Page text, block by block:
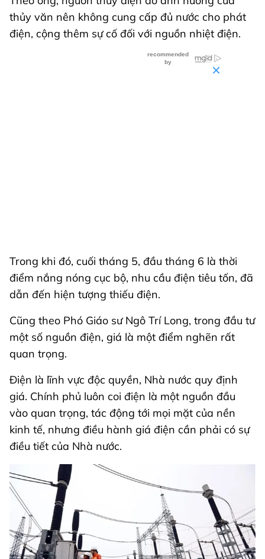
thủy văn nên không cung cấp đủ nước cho phát
điện, cộng thêm sự cố đối với nguồn nhiệt điện.
Trong khi đó, cuối tháng 5, đầu tháng 6 là thời
điểm nắng nóng cục bộ, nhu cầu điện tiêu tốn, đã
dẫn đến hiện tượng thiếu điện.
Cũng theo Phó Giáo sư Ngô Trí Long, trong đầu tư
một số nguồn điện, giá là một điểm nghẽn rất
quan trọng.
Điện là lĩnh vực độc quyền, Nhà nước quy định
giá. Chính phủ luôn coi điện là một nguồn đầu
vào quan trọng, tác động tới mọi mặt của nền
kinh tế, nhưng điều hành giá điện cần phải có sự
điều tiết của Nhà nước.